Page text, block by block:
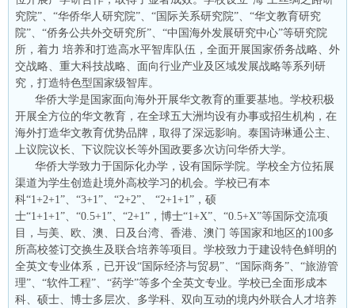
究院”、“华侨华人研究院”、“国际关系研究院”、“华文教育研究
院”、“侨务公共外交研究所”、“中国海外发展研究中心”等研究院
所，着力 培养和打造高水平智库队伍，全面开展国家侨务战略、外
交战略、重大科技战略、面向行业产业及区域发展战略等系列研
究，打造特色型国家级智库。
华侨大学是国家面向海外开展华文教育的重要基地。学校积极
开展全方位的华文教育，在全球五大洲均设有办事或招生机构，在
海外打造华文教育优势品牌，取得了深远影响。泰国诗琳通公主、
上议院议长、下议院议长等外国政要多次访问华侨大学。
华侨大学致力于国际化办学，设有国际学院。学校全方位拓展
渠道为学生创造赴境外高校学习的机会。学校已有本
科“1+2+1”、“3+1”、“2+2”、 “2+1+1”，硕
士“1+1+1”、“0.5+1”、“2+1”，博士“1+X”、“0.5+X”等国际交流项
目，与美、欧、澳、日及台湾、香港、澳门 等国家和地区的100多
所高校签订交换生及联合培养等项目。学校致力于建设特色鲜明的
全英文专业体系，已开设“国际经济与贸易”、“国际商务”、“旅游管
理”、“软件工程”、“药学”等多个全英文专业。学校已全面形成本
科、硕士、博士多层次、多学科、双向互动的境内外联合人才培养